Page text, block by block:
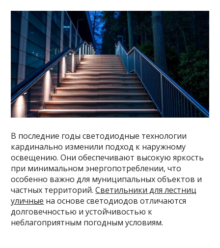
В последние годы светодиодные технологии
кардинально изменили подход к наружному
освещению. Они обеспечивают высокую яркость
при минимальном энергопотреблении, что
особенно важно для муниципальных объектов и
частных территорий.Светильники для лестниц
уличные на основе светодиодов отличаются
долговечностью и устойчивостью к
неблагоприятным погодным условиям.